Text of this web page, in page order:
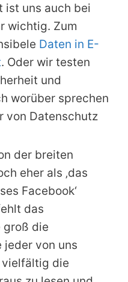
ist uns auch bei
wichtig. Zum
Daten in E-
. Oder wir testen
und
worüber sprechen
von Datenschutz
der breiten
eher als ‚das
Facebook‘
das
groß die
jeder von uns
die